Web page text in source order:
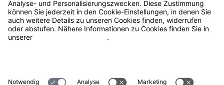
Barrierefreiheit Sitemap Privatsphäre